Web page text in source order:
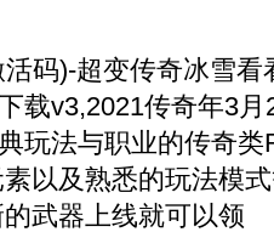
码)-超变传奇冰雪
载v3,2021传奇年3
玩法与职业的传奇
以及熟悉的玩法模
武器上线就可以领